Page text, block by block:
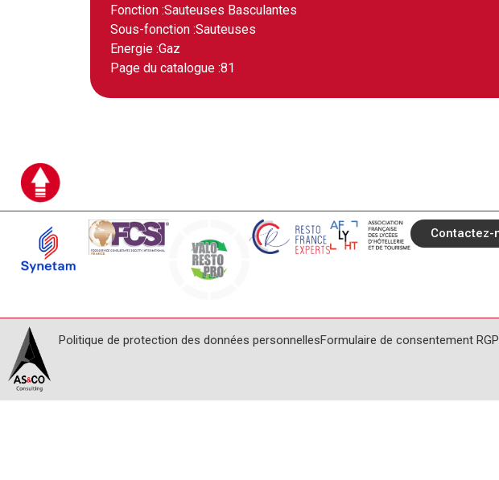
Fonction :Sauteuses Basculantes
Sous-fonction :Sauteuses
Energie :Gaz
Page du catalogue :81
Contactez-
Politique de protection des données personnellesFormulaire de consentement